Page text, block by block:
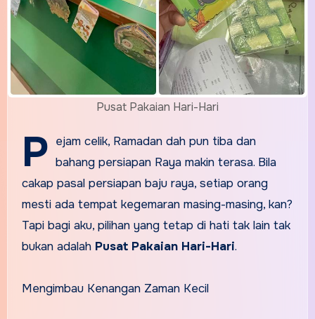
Pusat Pakaian Hari-Hari
P ejam celik, Ramadan dah pun tiba dan
bahang persiapan Raya makin terasa. Bila
cakap pasal persiapan baju raya, setiap orang
mesti ada tempat kegemaran masing-masing, kan?
Tapi bagi aku, pilihan yang tetap di hati tak lain tak
bukan adalah Pusat Pakaian Hari-Hari.
Mengimbau Kenangan Zaman Kecil